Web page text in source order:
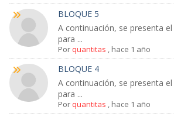
BLOQUE 5
A continuación, se presenta
para ...
Porquantitas hace 1 año
BLOQUE 4
A continuación, se presenta
para ...
Porquantitas hace 1 año